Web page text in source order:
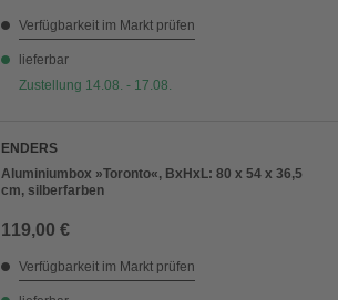
Verfügbarkeit im Markt prüfen
lieferbar
Zustellung 14.08. - 17.08.
ENDERS
Aluminiumbox »Toronto«, BxHxL: 80 x 54 x 36,5
cm, silberfarben
119,00 €
Verfügbarkeit im Markt prüfen